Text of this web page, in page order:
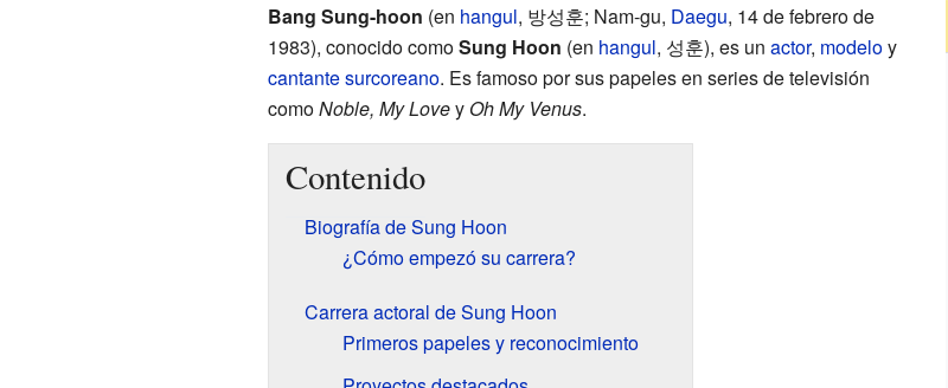
Bang Sung-hoon (en hangul, 방성훈; Nam-gu, Daegu, 14 de febrero de
1983), conocido comoSung Hoon (en hangul, 성훈), es un actor, modeloy
cantantesurcoreano. Es famoso por sus papeles en series de televisión
comoNoble, My Lovey Oh My Venus.
Contenido
Biografía de Sung Hoon
¿Cómo empezó su carrera?
Carrera actoral de Sung Hoon
Primeros papeles y reconocimiento